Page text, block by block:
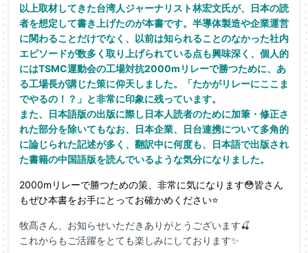
以上取材してきた台湾人ジャーナリスト林宏文氏が、日本の読
者を想定して書き上げたのが本書です。半導体製造や企業運営
に関わることだけでなく、以前は知られることのなかった社内
エピソードが数多く取り上げられている点も興味深く、個人的
にはTSMC運動会の工場対抗2000mリレーで勝つために、あ
る工場長が講じた策に仰天しました。「たかがリレーにここま
でやるの！？」と非常に印象に残っています。
また、日本語版の出版に際し日本人読者のために加筆・修正さ
れた部分を除いてもなお、日本企業、日台連携について多角的
に論じられた記述が多く、翻訳中に何度も、日本語で出版され
た書籍の中国語版を読んでいるような気分になりました。
2000mリレーで勝つための策、非常に気になります😳皆さん
もぜひ本書をお手にとってお確かめください⭐
牧髙さん、お知らせいただきありがとうございます🍒
これからもご活躍をとても楽しみにしております✨